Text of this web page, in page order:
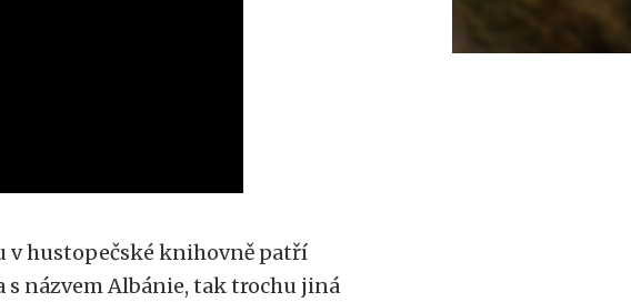
v hustopečské knihovně patří
názvem Albánie, tak trochu jiná